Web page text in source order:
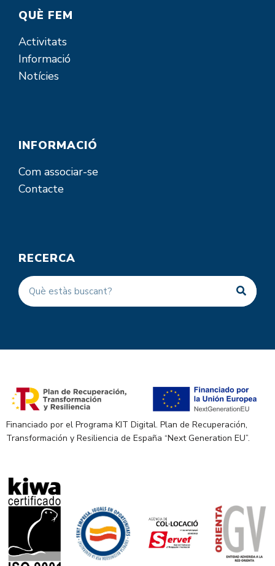
QUÈ FEM
Activitats
Informació
Notícies
INFORMACIÓ
Com associar-se
Contacte
RECERCA
Financiado por el Programa KIT Digital. Plan de Recuperación,
Transformación y Resiliencia de España “Next Generation EU”.